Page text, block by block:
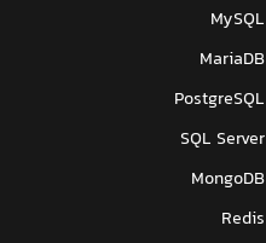
MySQL
MariaDB
PostgreSQL
SQL Server
MongoDB
Redis